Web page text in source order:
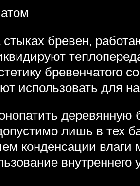
бревен,
бревенчатого
использовать для
лишь в тех
конденсации